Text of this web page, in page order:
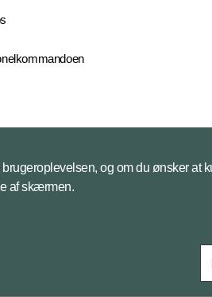
og om du ønsker at
af skærmen.